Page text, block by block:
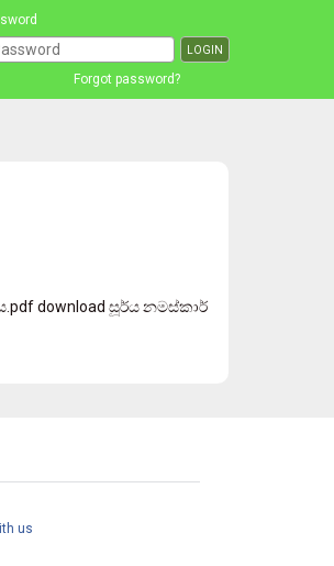
Forgot password?
download සූර්ය නමස්කාර්
us